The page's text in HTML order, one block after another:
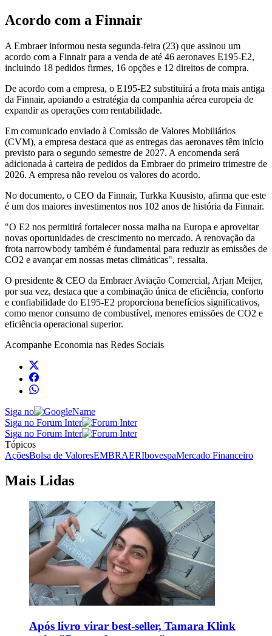
Acordo com a Finnair
A Embraer informou nesta segunda-feira (23) que assinou um
acordo com a Finnair para a venda de até 46 aeronaves E195-E2,
incluindo 18 pedidos firmes, 16 opções e 12 direitos de compra.
De acordo com a empresa, o E195-E2 substituirá a frota mais antiga
da Finnair, apoiando a estratégia da companhia aérea europeia de
expandir as operações com rentabilidade.
Em comunicado enviado à Comissão de Valores Mobiliários
(CVM), a empresa destaca que as entregas das aeronaves têm início
previsto para o segundo semestre de 2027. A encomenda será
adicionada à carteira de pedidos da Embraer do primeiro trimestre de
2026. A empresa não revelou os valores do acordo.
No documento, o CEO da Finnair, Turkka Kuusisto, afirma que este
é um dos maiores investimentos nos 102 anos de história da Finnair.
"O E2 nos permitirá fortalecer nossa malha na Europa e aproveitar
novas oportunidades de crescimento no mercado. A renovação da
frota narrowbody também é fundamental para reduzir as emissões de
CO2 e avançar em nossas metas climáticas", ressalta.
O presidente & CEO da Embraer Aviação Comercial, Arjan Meijer,
por sua vez, destaca que a combinação única de eficiência, conforto
e confiabilidade do E195-E2 proporciona benefícios significativos,
como menor consumo de combustível, menores emissões de CO2 e
eficiência operacional superior.
Acompanhe Economia nas Redes Sociais
Siga no
Siga no Forum Inter
Siga no Forum Inter
Tópicos
AçõesBolsa de ValoresEMBRAERIbovespaMercado Financeiro
Mais Lidas
Após livro virar best-seller, Tamara Klink